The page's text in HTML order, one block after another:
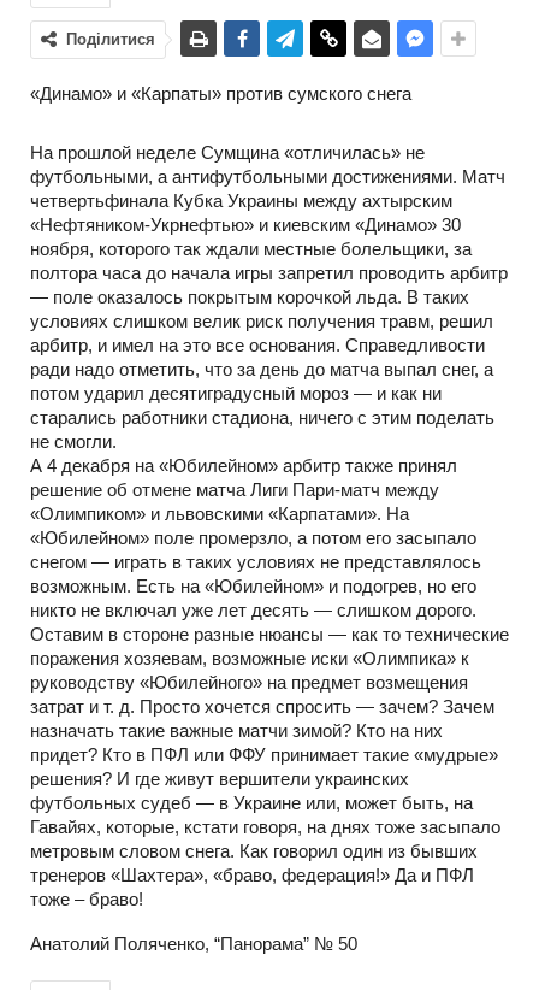
Поділитися
«Динамо» и «Карпаты» против сумского снега
На прошлой неделе Сумщина «отличилась» не
футбольными, а антифутбольными достижениями. Матч
четвертьфинала Кубка Украины между ахтырским
«Нефтяником-Укрнефтью» и киевским «Динамо» 30
ноября, которого так ждали местные болельщики, за
полтора часа до начала игры запретил проводить арбитр
— поле оказалось покрытым корочкой льда. В таких
условиях слишком велик риск получения травм, решил
арбитр, и имел на это все основания. Справедливости
ради надо отметить, что за день до матча выпал снег, а
потом ударил десятиградусный мороз — и как ни
старались работники стадиона, ничего с этим поделать
не смогли.
А 4 декабря на «Юбилейном» арбитр также принял
решение об отмене матча Лиги Пари-матч между
«Олимпиком» и львовскими «Карпатами». На
«Юбилейном» поле промерзло, а потом его засыпало
снегом — играть в таких условиях не представлялось
возможным. Есть на «Юбилейном» и подогрев, но его
никто не включал уже лет десять — слишком дорого.
Оставим в стороне разные нюансы — как то технические
поражения хозяевам, возможные иски «Олимпика» к
руководству «Юбилейного» на предмет возмещения
затрат и т. д. Просто хочется спросить — зачем? Зачем
назначать такие важные матчи зимой? Кто на них
придет? Кто в ПФЛ или ФФУ принимает такие «мудрые»
решения? И где живут вершители украинских
футбольных судеб — в Украине или, может быть, на
Гавайях, которые, кстати говоря, на днях тоже засыпало
метровым словом снега. Как говорил один из бывших
тренеров «Шахтера», «браво, федерация!» Да и ПФЛ
тоже – браво!
Анатолий Поляченко, “Панорама” № 50